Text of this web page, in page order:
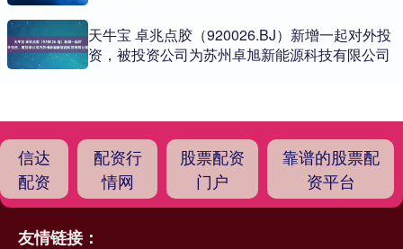
天牛宝 卓兆点胶（920026.BJ）新增一起对外投
资，被投资公司为苏州卓旭新能源科技有限公司
信达
配资
配资行
情网
股票配资
门户
靠谱的股票配
资平台
友情链接：